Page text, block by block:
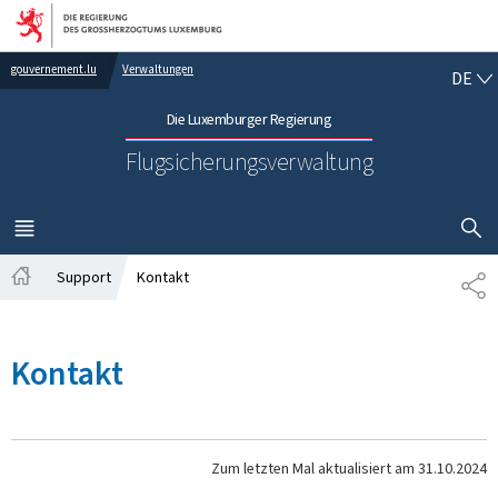
Zur Hauptnavigation
Zum Inhalt
gouvernement.lu Verwaltungen
Die Luxemburger Regierung
Flugsicherungsverwaltung
DE
MENÜ
HAUPT-
Support Kontakt
Kontakt
Zum letzten Mal aktualisiert am 31.10.2024